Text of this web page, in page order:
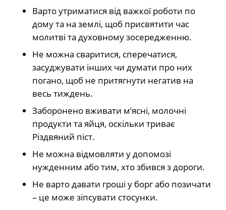
Варто утриматися від важкої роботи по
дому та на землі, щоб присвятити час
молитві та духовному зосередженню.
Не можна сваритися, сперечатися,
засуджувати інших чи думати про них
погано, щоб не притягнути негатив на
весь тиждень.
Заборонено вживати м’ясні, молочні
продукти та яйця, оскільки триває
Різдвяний піст.
Не можна відмовляти у допомозі
нужденним або тим, хто збився з дороги.
Не варто давати гроші у борг або позичати
– це може зіпсувати стосунки.